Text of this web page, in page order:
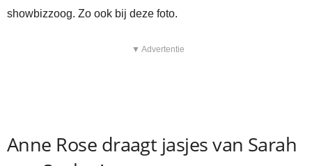
showbizzoog. Zo ook bij deze foto.
▼ Advertentie
Anne Rose draagt jasjes van Sarah